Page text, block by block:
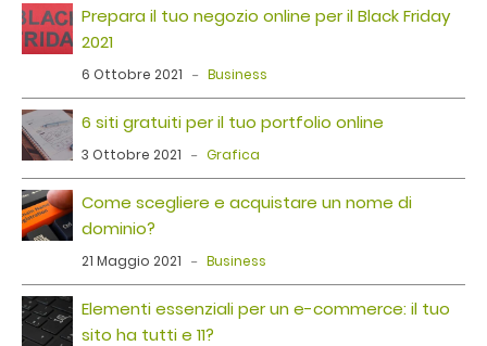
Prepara il tuo negozio online per il Black Friday
2021
6 Ottobre 2021 Business
6 siti gratuiti per il tuo portfolio online
3 Ottobre 2021 Grafica
Come scegliere e acquistare un nome di
dominio?
21 Maggio 2021 Business
Elementi essenziali per un e-commerce: il tuo
sito ha tutti e 11?